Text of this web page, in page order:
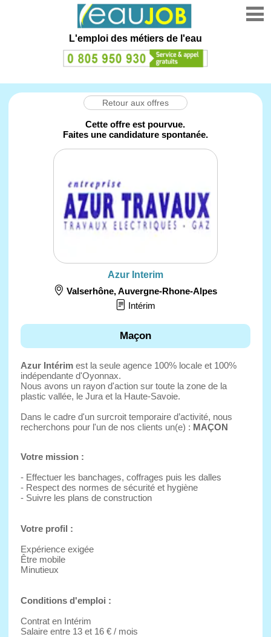
L'emploi des métiers de l'eau
Retour aux offres
Cette offre est pourvue.
Faites une candidature spontanée.
Azur Interim
Valserhône,Auvergne-Rhone-Alpes
Intérim
Maçon
Azur Intérimest la seule agence 100% locale et 100%
indépendante d'Oyonnax.
Nous avons un rayon d'action sur toute la zone de la
plastic vallée, le Jura et la Haute-Savoie.
Dans le cadre d'un surcroit temporaire d’activité, nous
recherchons pour l'un de nos clients un(e) : MAÇON
Votre mission :
- Effectuer les banchages, coffrages puis les dalles
- Respect des normes de sécurité et hygiène
- Suivre les plans de construction
Votre profil :
Expérience exigée
Être mobile
Minutieux
Conditions d'emploi :
Contrat en Intérim
Salaire entre 13 et 16 € / mois